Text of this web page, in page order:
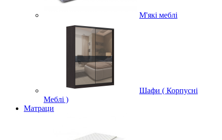
М'які меблі
Шафи ( Корпусні
Меблі )
Матраци